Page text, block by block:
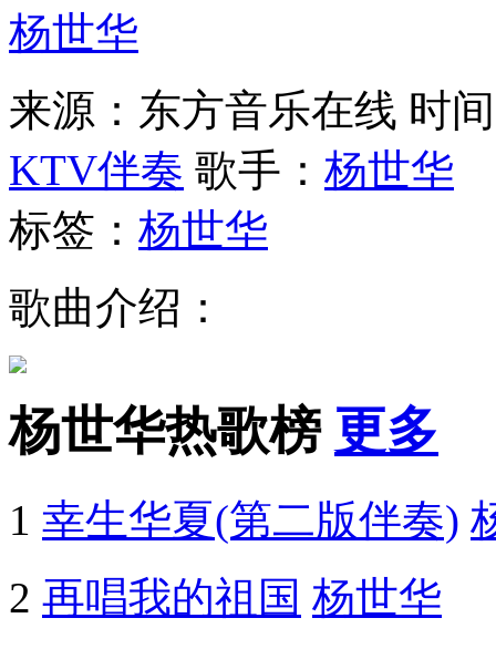
杨世华
来源：东方音乐在线 时
KTV伴奏 歌手： 杨世华
标签： 杨世华
歌曲介绍：
杨世华热歌榜 更多
1 幸生华夏(第二版伴奏)
2 再唱我的祖国 杨世华